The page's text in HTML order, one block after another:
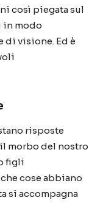
così piegata sul
in modo
visione. Ed è
risposte
morbo del nostro
figli
cose abbiano
si accompagna